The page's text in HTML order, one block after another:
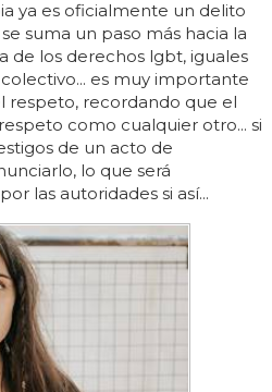
ya es oficialmente un delito
suma un paso más hacia la
de los derechos lgbt, iguales
es muy importante
respeto, recordando que el
como cualquier otro... si
de un acto de
lo que será
las autoridades si así...